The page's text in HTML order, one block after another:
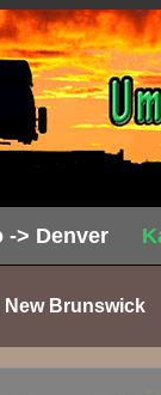
-> Denver
New Brunswick